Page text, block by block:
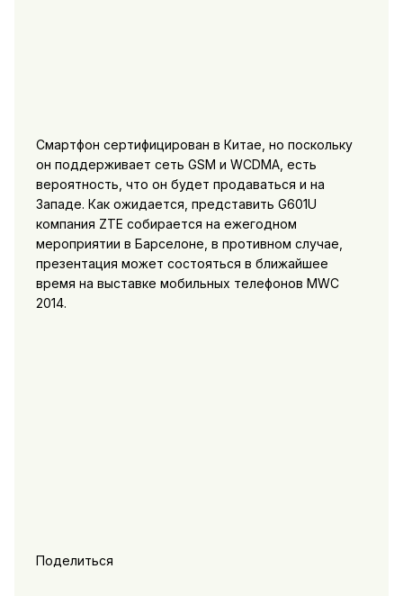
Смартфон сертифицирован в Китае, но поскольку
он поддерживает сеть GSM и WCDMA, есть
вероятность, что он будет продаваться и на
Западе. Как ожидается, представить G601U
компания ZTE собирается на ежегодном
мероприятии в Барселоне, в противном случае,
презентация может состояться в ближайшее
время на выставке мобильных телефонов MWC
2014.
Поделиться